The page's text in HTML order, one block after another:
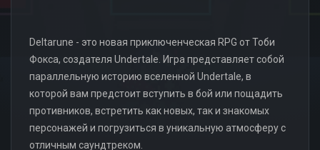
Deltarune - это новая приключенческая RPG от Тоби
Фокса, создателя Undertale. Игра представляет собой
параллельную историю вселенной Undertale, в
которой вам предстоит вступить в бой или пощадить
противников, встретить как новых, так и знакомых
персонажей и погрузиться в уникальную атмосферу с
отличным саундтреком.